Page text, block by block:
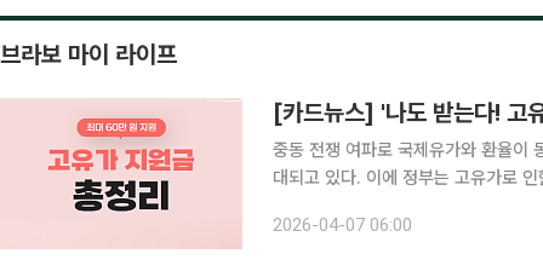
브라보 마이 라이프
[카드뉴스] '나도 받는다! 고
중동 전쟁 여파로 국제유가와 환율이
대되고 있다. 이에 정부는 고유가로
다. 이번 지원금은 소득 수준과 거주
2026-04-07 06:00